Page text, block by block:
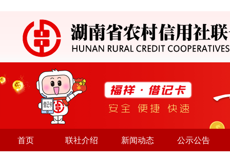
首页 联社介绍 新闻动态 公示公告